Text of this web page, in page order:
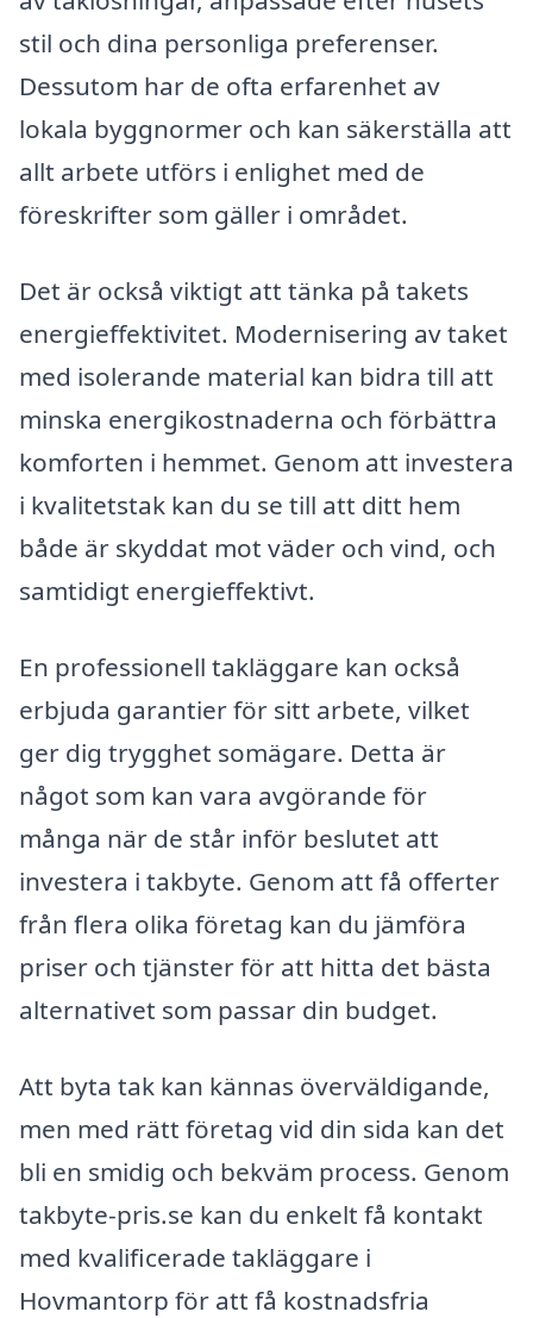
stil och dina personliga preferenser.
Dessutom har de ofta erfarenhet av
lokala byggnormer och kan säkerställa att
allt arbete utförs i enlighet med de
föreskrifter som gäller i området.
Det är också viktigt att tänka på takets
energieffektivitet. Modernisering av taket
med isolerande material kan bidra till att
minska energikostnaderna och förbättra
komforten i hemmet. Genom att investera
i kvalitetstak kan du se till att ditt hem
både är skyddat mot väder och vind, och
samtidigt energieffektivt.
En professionell takläggare kan också
erbjuda garantier för sitt arbete, vilket
ger dig trygghet somägare. Detta är
något som kan vara avgörande för
många när de står inför beslutet att
investera i takbyte. Genom att få offerter
från flera olika företag kan du jämföra
priser och tjänster för att hitta det bästa
alternativet som passar din budget.
Att byta tak kan kännas överväldigande,
men med rätt företag vid din sida kan det
bli en smidig och bekväm process. Genom
takbyte-pris.se kan du enkelt få kontakt
med kvalificerade takläggare i
Hovmantorp för att få kostnadsfria